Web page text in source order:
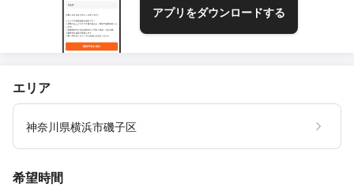
アプリをダウンロードする
エリア
神奈川県横浜市磯子区
希望時間